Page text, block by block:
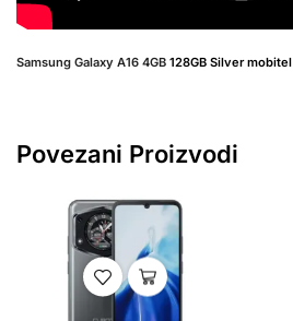
Samsung Galaxy A16 4GB 128GB Silver mobitel
Povezani Proizvodi